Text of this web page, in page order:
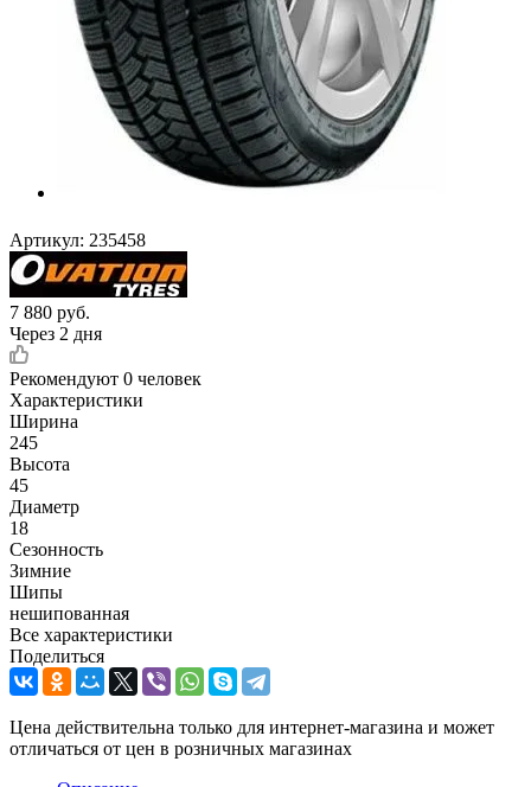
Артикул: 235458
7 880 руб.
Через 2 дня
Рекомендуют 0 человек
Характеристики
Ширина
245
Высота
45
Диаметр
18
Сезонность
Зимние
Шипы
нешипованная
Все характеристики
Поделиться
Цена действительна только для интернет-магазина и может
отличаться от цен в розничных магазинах